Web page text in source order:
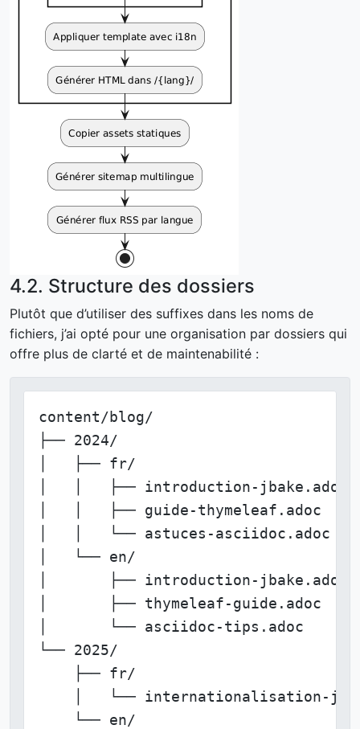
4.2. Structure des dossiers
Plutôt que d’utiliser des suffixes dans les noms de
fichiers, j’ai opté pour une organisation par dossiers qui
offre plus de clarté et de maintenabilité :
content/blog/
├── 2024/
│   ├── fr/
│   │   ├── introduction-jbake.adoc
│   │   ├── guide-thymeleaf.adoc
│   │   └── astuces-asciidoc.adoc
│   └── en/
│       ├── introduction-jbake.adoc
│       ├── thymeleaf-guide.adoc
│       └── asciidoc-tips.adoc
└── 2025/
    ├── fr/
│   └── internationalisation-
    └── en/